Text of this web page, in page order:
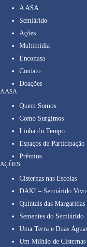
A ASA
Semiárido
Ações
Multimídia
Enconasa
Contato
Doações
A ASA
Quem Somos
Como Surgimos
Linha do Tempo
Espaços de Participação
Prêmios
AÇÕES
Cisternas nas Escolas
DAKI – Semiárido Vivo
Quintais das Margaridas
Sementes do Semiárido
Uma Terra e Duas
Um Milhão de